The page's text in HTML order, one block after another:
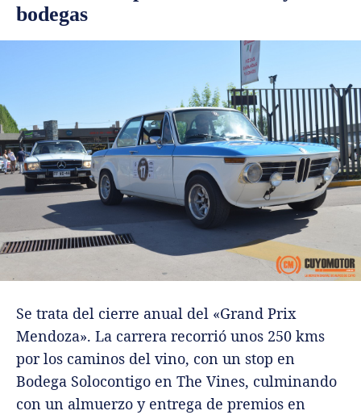
bodegas
Se trata del cierre anual del «Grand Prix
Mendoza». La carrera recorrió unos 250 kms
por los caminos del vino, con un stop en
Bodega Solocontigo en The Vines, culminando
con un almuerzo y entrega de premios en